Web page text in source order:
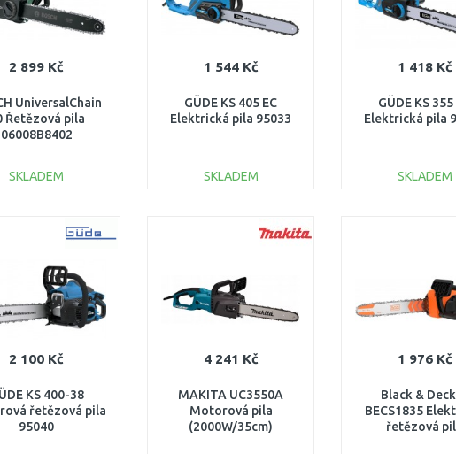
2 899 Kč
UniversalChain
Řetězová pila
06008B8402
SKLADEM
1 544 Kč
GÜDE KS 405 EC
Elektrická pila 95033
SKLADEM
1 418 Kč
GÜDE KS 355
Elektrická pila
SKLADEM
2 100 Kč
KS 400-38
řetězová pila
95040
4 241 Kč
MAKITA UC3550A
Motorová pila
(2000W/35cm)
1 976 Kč
Black &
BECS1835
řetězová